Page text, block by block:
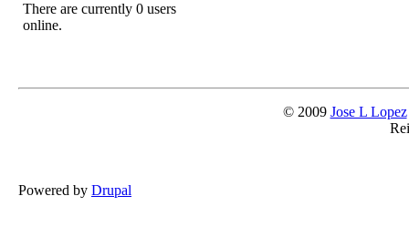
There are currently 0 users
online.
© 2009 Jose L Lopez
Powered by Drupal